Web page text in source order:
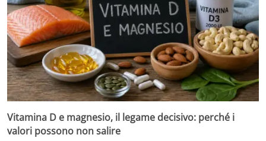
Vitamina D e magnesio, il legame decisivo: perché i
valori possono non salire